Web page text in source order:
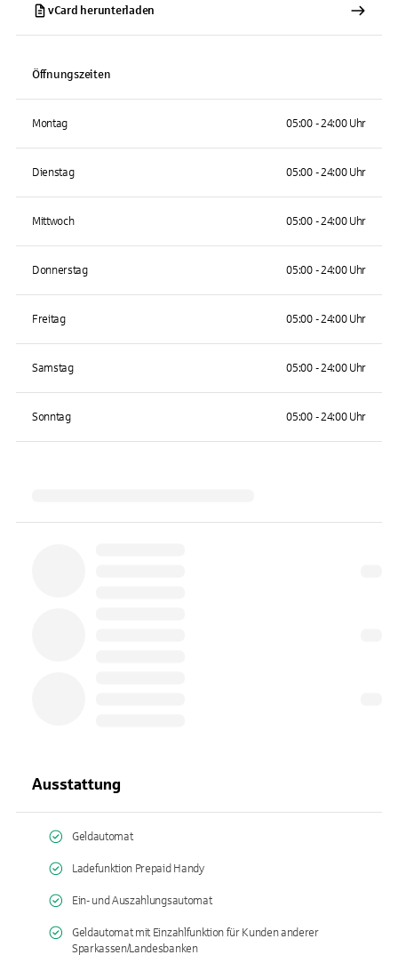
vCard herunterladen
Öffnungszeiten
Montag 05:00 - 24:00 Uhr
Dienstag 05:00 - 24:00 Uhr
Mittwoch 05:00 - 24:00 Uhr
Donnerstag 05:00 - 24:00 Uhr
Freitag 05:00 - 24:00 Uhr
Samstag 05:00 - 24:00 Uhr
Sonntag 05:00 - 24:00 Uhr
Ausstattung
Geldautomat
Ladefunktion Prepaid Handy
Ein- und Auszahlungsautomat
Geldautomat mit Einzahlfunktion für Kunden anderer
Sparkassen/Landesbanken